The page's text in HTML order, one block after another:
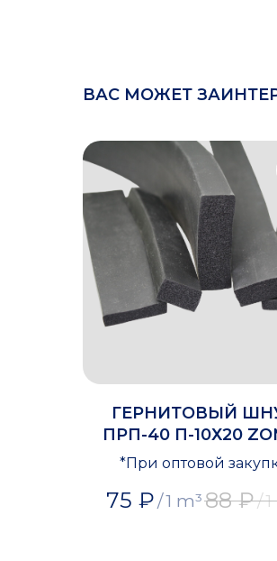
ВАС МОЖЕТ
ГЕРНИТОВЫЙ
ПРП-40 П-10Х20
*При оптовой
75 ₽/1 m³88 ₽/